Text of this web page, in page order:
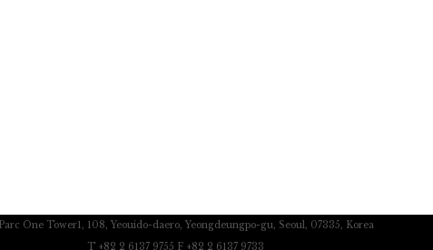
One Tower1, 108, Yeouido-daero, Yeongdeungpo-gu, Seoul, 07335, Korea
T +82 2 6137 9755 F +82 2 6137 9733